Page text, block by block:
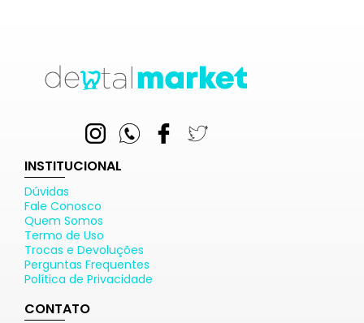
INSTITUCIONAL
Dúvidas
Fale Conosco
Quem Somos
Termo de Uso
Trocas e Devoluções
Perguntas Frequentes
Política de Privacidade
CONTATO